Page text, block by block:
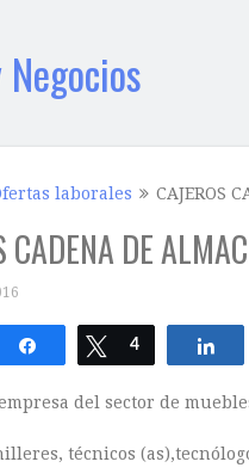
laborales CAJEROS
CADENA DE
Compartir Twittear
4
del sector de
técnicos